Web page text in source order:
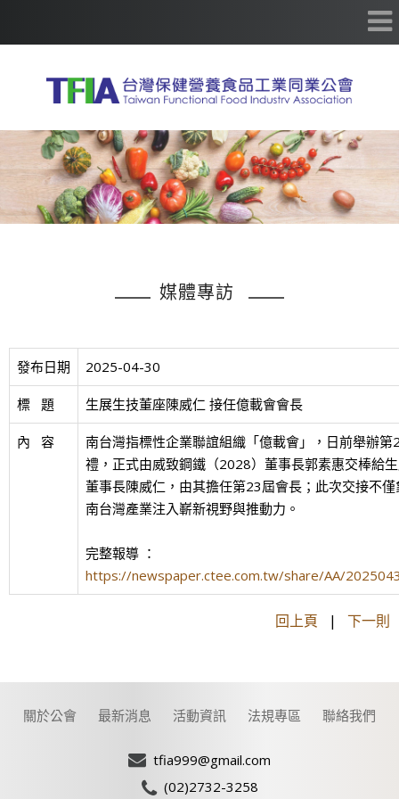
媒體專訪
發布日期 2025-04-30
標   題 生展生技董座陳威仁 接任億載會會長
內   容
南台灣指標性企業聯誼組織「億載會」，日前舉辦
禮，正式由威致鋼鐵（2028）董事長郭素惠交棒給
董事長陳威仁，由其擔任第23屆會長；此次交接不
南台灣產業注入嶄新視野與推動力。
完整報導 ：
https://newspaper.ctee.com.tw/share/AA/
回上頁 | 下一則
關於公會 最新消息 活動資訊 法規專區 聯絡我們
tfia999@gmail.com
(02)2732-3258